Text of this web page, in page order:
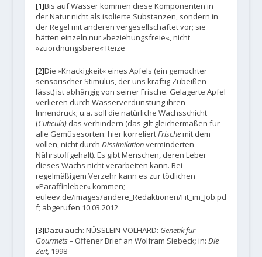
[1]Bis auf Wasser kommen diese Komponenten in
der Natur nicht als isolierte Substanzen, sondern in
der Regel mit anderen vergesellschaftet vor; sie
hätten einzeln nur »beziehungsfreie«, nicht
»zuordnungsbare« Reize
[2]Die »Knackigkeit« eines Apfels (ein gemochter
sensorischer Stimulus, der uns kräftig Zubeißen
lässt) ist abhängig von seiner Frische. Gelagerte Äpfel
verlieren durch Wasserverdunstung ihren
Innendruck; u.a. soll die natürliche Wachsschicht
(Cuticula)das verhindern (das gilt gleichermaßen für
alle Gemüsesorten: hier korreliertFrischemit dem
vollen, nicht durch Dissimilationverminderten
Nährstoffgehalt). Es gibt Menschen, deren Leber
dieses Wachs nicht verarbeiten kann. Bei
regelmäßigem Verzehr kann es zur tödlichen
»Paraffinleber« kommen;
euleev.de/images/andere_Redaktionen/Fit_im_Job.pd
f; abgerufen 10.03.2012
[3]Dazu auch: NÜSSLEIN-VOLHARD: Genetik für
Gourmets – Offener Brief an Wolfram Siebeck;in: Die
Zeit, 1998